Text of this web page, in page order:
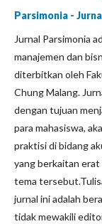
Parsimonia -
Jurnal Parsimonia
manajemen dan
diterbitkan oleh
Chung Malang.
dengan tujuan
para mahasiswa,
praktisi di bidang
yang berkaitan
tema
jurnal ini adalah
tidak mewakili